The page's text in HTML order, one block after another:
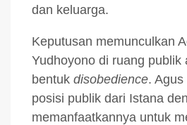
dan keluarga.
Keputusan memunculkan
Yudhoyono di ruang publik
bentuk disobedience.
posisi publik dari Istana
memanfaatkannya untuk